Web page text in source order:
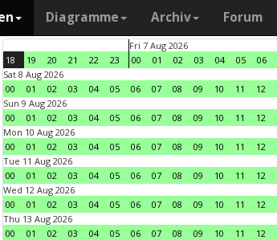
Diagramme Archiv Forum
18 19 20 21 22 23
Fri 7 Aug 2026
00
01 02 03 04 05 06
Sat 8 Aug 2026
00
01 02 03 04 05 06 07 08 09 10 11 12
Sun 9 Aug 2026
00
01 02 03 04 05 06 07 08 09 10 11 12
Mon 10 Aug 2026
00
01 02 03 04 05 06 07 08 09 10 11 12
Tue 11 Aug 2026
00
01 02 03 04 05 06 07 08 09 10 11 12
Wed 12 Aug 2026
00
01 02 03 04 05 06 07 08 09 10 11 12
Thu 13 Aug 2026
00
01 02 03 04 05 06 07 08 09 10 11 12